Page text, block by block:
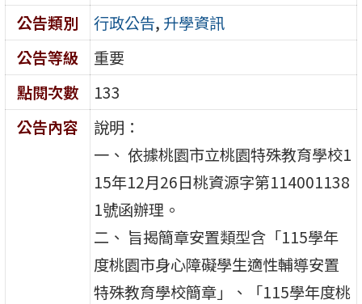
公告類別
行政公告, 升學資訊
公告等級
重要
點閱次數
133
公告內容
說明：
一、 依據桃園市立桃園特殊教育學校1
15年12月26日桃資源字第114001138
1號函辦理。
二、 旨揭簡章安置類型含「115學年
度桃園市身心障礙學生適性輔導安置
特殊教育學校簡章」、「115學年度桃